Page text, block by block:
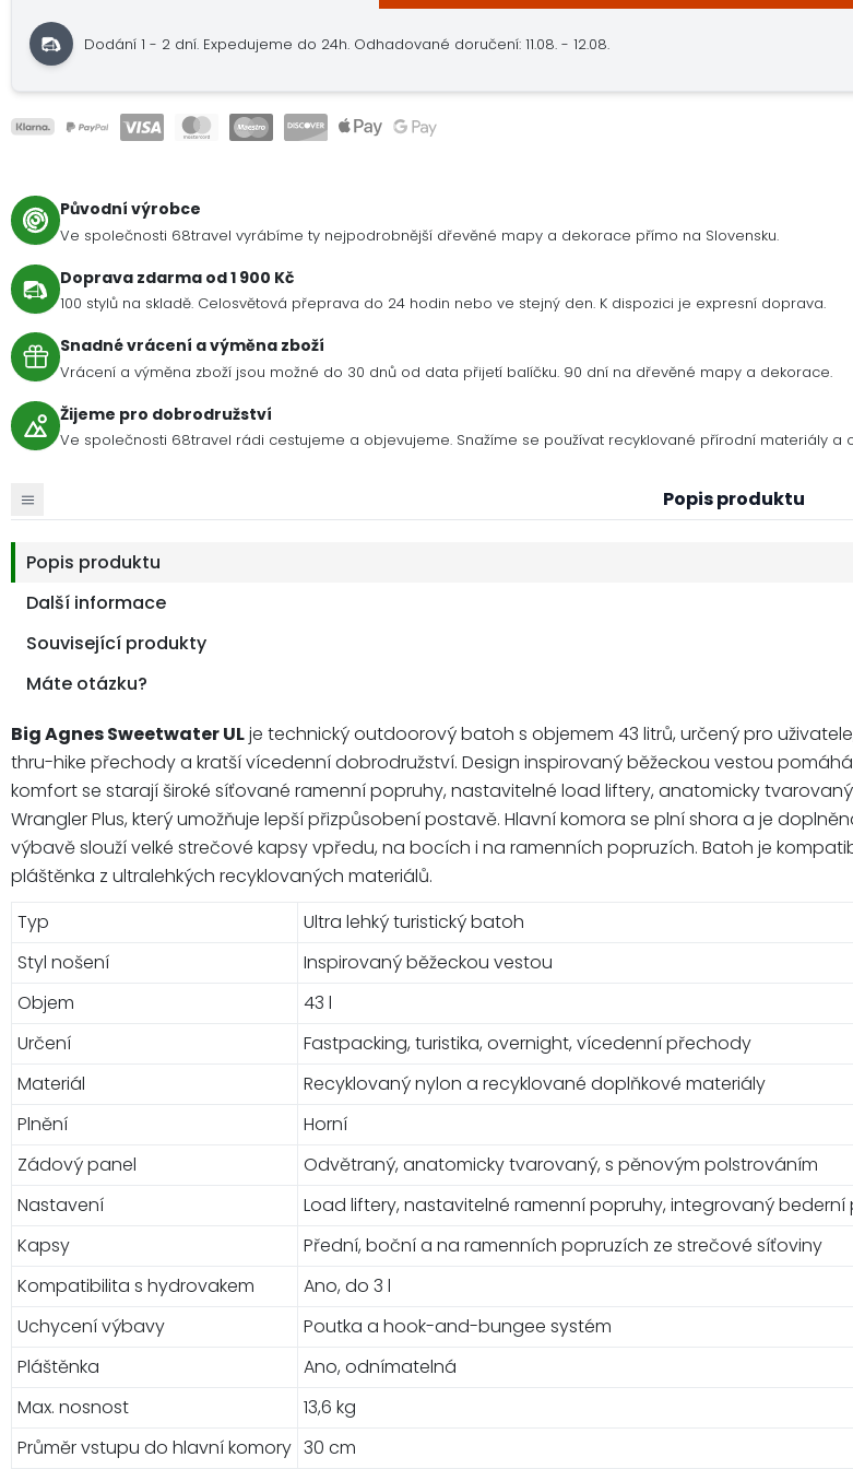
Dodání 1 - 2 dní. Expedujeme do 24h. Odhadované doručení: 11.08. - 12.08.
Původní výrobce
Ve společnosti 68travel vyrábíme ty nejpodrobnější dřevěné mapy a dekorace přímo na Slovensku.
Doprava zdarma od 1 900 Kč
100 stylů na skladě. Celosvětová přeprava do 24 hodin nebo ve stejný den. K dispozici je expresní doprava.
Snadné vrácení a výměna zboží
Vrácení a výměna zboží jsou možné do 30 dnů od data přijetí balíčku. 90 dní na dřevěné mapy a dekorace.
Žijeme pro dobrodružství
Ve společnosti 68travel rádi cestujeme a objevujeme. Snažíme se používat recyklované přírodní materiály a
Popis produktu
Popis produktu
Další informace
Související produkty
Máte otázku?
Big Agnes Sweetwater ULje technický outdoorový batoh s objemem 43 litrů, určený pro
thru-hike přechody a kratší vícedenní dobrodružství. Design inspirovaný běžeckou vestou
komfort se starají široké síťované ramenní popruhy, nastavitelné load liftery, anatomicky
Wrangler Plus, který umožňuje lepší přizpůsobení postavě. Hlavní komora se plní shora a je
výbavě slouží velké strečové kapsy vpředu, na bocích i na ramenních popruzích. Batoh je
pláštěnka z ultralehkých recyklovaných materiálů.
Typ
Ultra lehký turistický batoh
Styl nošení
Inspirovaný běžeckou vestou
Objem
43 l
Určení
Fastpacking, turistika, overnight, vícedenní přechody
Materiál
Recyklovaný nylon a recyklované doplňkové materiály
Plnění
Horní
Zádový panel
Odvětraný, anatomicky tvarovaný, s pěnovým polstrováním
Nastavení
Load liftery, nastavitelné ramenní popruhy, integrovaný bederní
Kapsy
Přední, boční a na ramenních popruzích ze strečové síťoviny
Kompatibilita s hydrovakem
Ano, do 3 l
Uchycení výbavy
Poutka a hook-and-bungee systém
Pláštěnka
Ano, odnímatelná
Max. nosnost
13,6 kg
Průměr vstupu do hlavní komory 30 cm